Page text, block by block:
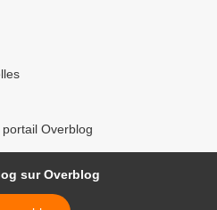
Overblog
sur Overblog